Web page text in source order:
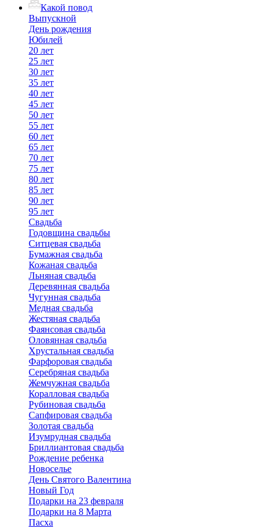
Какой повод
Выпускной
День рождения
Юбилей
20 лет
25 лет
30 лет
35 лет
40 лет
45 лет
50 лет
55 лет
60 лет
65 лет
70 лет
75 лет
80 лет
85 лет
90 лет
95 лет
Свадьба
Годовщина свадьбы
Ситцевая свадьба
Бумажная свадьба
Кожаная свадьба
Льняная свадьба
Деревянная свадьба
Чугунная свадьба
Медная свадьба
Жестяная свадьба
Фаянсовая свадьба
Оловянная свадьба
Хрустальная свадьба
Фарфоровая свадьба
Серебряная свадьба
Жемчужная свадьба
Коралловая свадьба
Рубиновая свадьба
Сапфировая свадьба
Золотая свадьба
Изумрудная свадьба
Бриллиантовая свадьба
Рождение ребенка
Новоселье
День Святого Валентина
Новый Год
Подарки на 23 февраля
Подарки на 8 Марта
Пасха